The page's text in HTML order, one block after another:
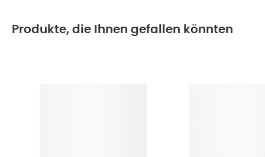
Produkte, die Ihnen gefallen könnten